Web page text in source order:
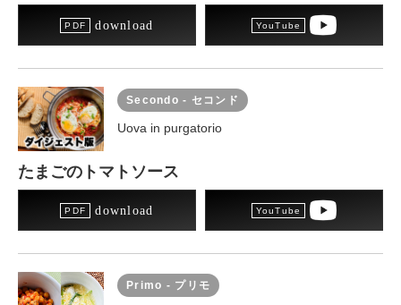
download
Secondo - セコンド
Uova in purgatorio
たまごのトマトソース
download
Primo - プリモ